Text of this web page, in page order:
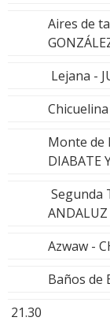
Aires de
Lejana -
Chicuelina
Monte de
DIABATE
Segunda
ANDALUZ
Azwaw -
Baños de
21.30